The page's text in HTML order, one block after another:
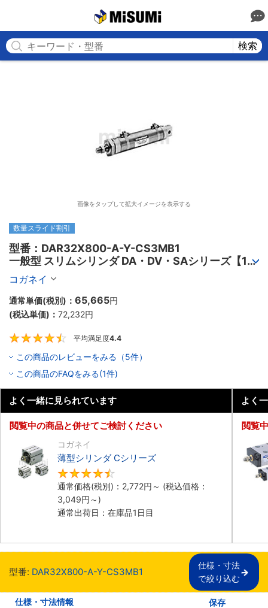
検索
画像をタップして拡大イメージを表示する
数量スライド割引
型番：DAR32X800-A-Y-CS3MB1
一般型 スリムシリンダ DA・DV・SAシリーズ【1～
10個入り】
コガネイ
通常単価(税別)： 65,665円
(税込単価)： 72,232円
平均満足度4.4
この商品のレビューをみる（5件）
この商品のFAQをみる(1件)
よく一緒に見られています
閲覧中の商品と併せてご検討ください
コガネイ
薄型シリンダ Cシリーズ
通常価格(税別)： 2,772円 ～ (税込価格：
3,049円 ～)
通常出荷日：在庫品1日目
よく
閲覧
型番: DAR32X800-A-Y-CS3MB1
仕様・寸法
で絞り込む
仕様・寸法情報 保存